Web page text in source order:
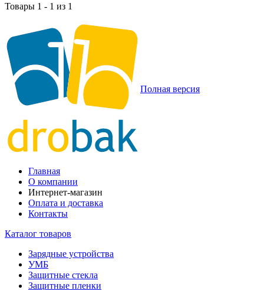
Товары 1 - 1 из 1
Полная версия
Главная
О компании
Интернет-магазин
Оплата и доставка
Контакты
Каталог товаров
Зарядные устройства
УМБ
Защитные стекла
Защитные пленки